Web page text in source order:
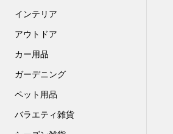
インテリア
アウトドア
カー用品
ガーデニング
ペット用品
バラエティ雑貨